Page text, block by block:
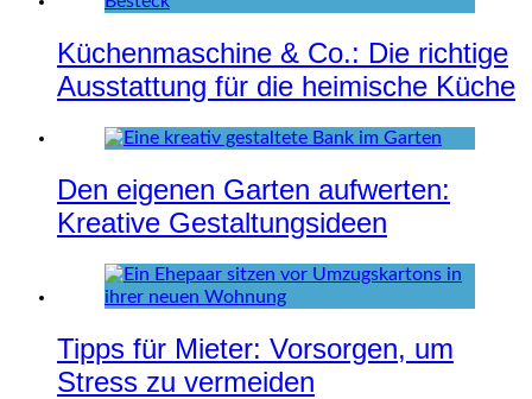
Küchenmaschine & Co.: Die richtige
Ausstattung für die heimische Küche
Den eigenen Garten aufwerten:
Kreative Gestaltungsideen
Tipps für Mieter: Vorsorgen, um
Stress zu vermeiden